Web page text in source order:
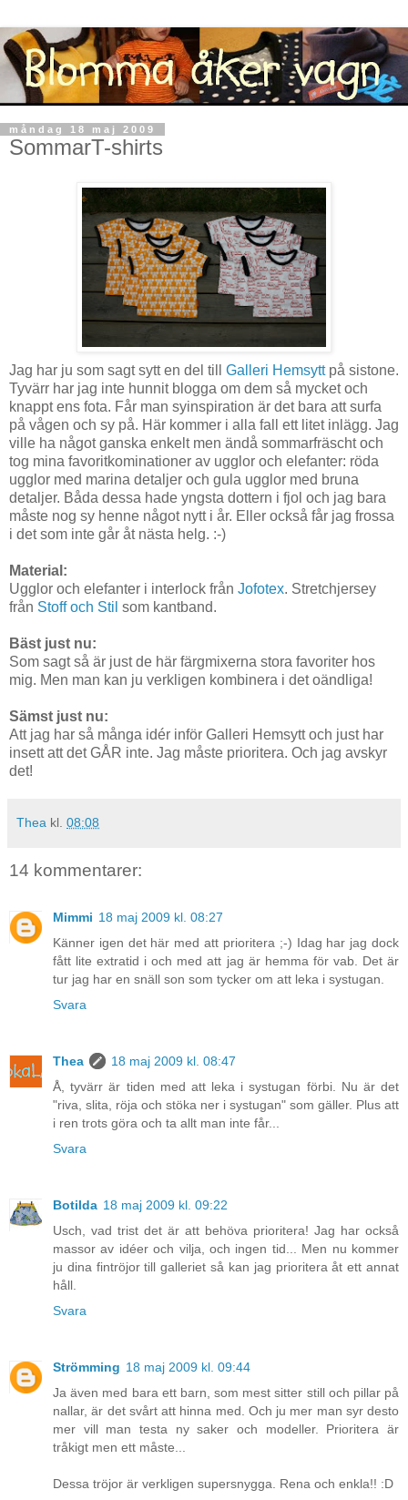
måndag 18 maj 2009
SommarT-shirts
Jag har ju som sagt sytt en del till Galleri Hemsyttpå sistone.
Tyvärr har jag inte hunnit blogga om dem så mycket och
knappt ens fota. Får man syinspiration är det bara att surfa
på vågen och sy på. Här kommer i alla fall ett litet inlägg. Jag
ville ha något ganska enkelt men ändå sommarfräscht och
tog mina favoritkominationer av ugglor och elefanter: röda
ugglor med marina detaljer och gula ugglor med bruna
detaljer. Båda dessa hade yngsta dottern i fjol och jag bara
måste nog sy henne något nytt i år. Eller också får jag frossa
i det som inte går åt nästa helg. :-)
Material:
Ugglor och elefanter i interlock från Jofotex. Stretchjersey
från Stoff och Stil som kantband.
Bäst just nu:
Som sagt så är just de här färgmixerna stora favoriter hos
mig. Men man kan ju verkligen kombinera i det oändliga!
Sämst just nu:
Att jag har så många idér inför Galleri Hemsytt och just har
insett att det GÅR inte. Jag måste prioritera. Och jag avskyr
det!
Thea kl. 08:08
14 kommentarer:
Mimmi 18 maj 2009 kl. 08:27
Känner igen det här med att prioritera ;-) Idag har jag dock
fått lite extratid i och med att jag är hemma för vab. Det är
tur jag har en snäll son som tycker om att leka i systugan.
Svara
Thea
18 maj 2009 kl. 08:47
Å, tyvärr är tiden med att leka i systugan förbi. Nu är det
"riva, slita, röja och stöka ner i systugan" som gäller. Plus att
i ren trots göra och ta allt man inte får...
Svara
Botilda 18 maj 2009 kl. 09:22
Usch, vad trist det är att behöva prioritera! Jag har också
massor av idéer och vilja, och ingen tid... Men nu kommer
ju dina fintröjor till galleriet så kan jag prioritera åt ett annat
håll.
Svara
Strömming 18 maj 2009 kl. 09:44
Ja även med bara ett barn, som mest sitter still och pillar på
nallar, är det svårt att hinna med. Och ju mer man syr desto
mer vill man testa ny saker och modeller. Prioritera är
tråkigt men ett måste...
Dessa tröjor är verkligen supersnygga. Rena och enkla!! :D